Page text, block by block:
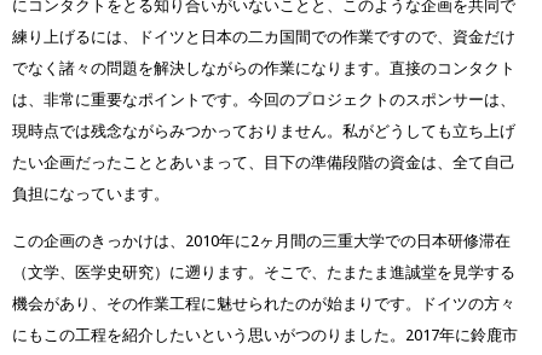
にコンタクトをとる知り合いがいないことと、このような企画を共同で
練り上げるには、ドイツと日本の二カ国間での作業ですので、資金だけ
でなく諸々の問題を解決しながらの作業になります。直接のコンタクト
は、非常に重要なポイントです。今回のプロジェクトのスポンサーは、
現時点では残念ながらみつかっておりません。私がどうしても立ち上げ
たい企画だったこととあいまって、目下の準備段階の資金は、全て自己
負担になっています。
この企画のきっかけは、2010年に2ヶ月間の三重大学での日本研修滞在
（文学、医学史研究）に遡ります。そこで、たまたま進誠堂を見学する
機会があり、その作業工程に魅せられたのが始まりです。ドイツの方々
にもこの工程を紹介したいという思いがつのりました。2017年に鈴鹿市